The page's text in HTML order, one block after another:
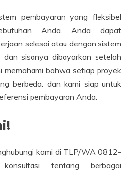
pembayaran yang fleksibel
Anda. Anda dapat
selesai atau dengan sistem
sisanya dibayarkan setelah
memahami bahwa setiap proyek
berbeda, dan kami siap untuk
pembayaran Anda.
kami di TLP/WA 0812-
tentang berbagai